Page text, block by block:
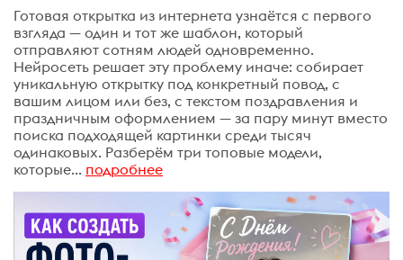
Готовая открытка из интернета узнаётся с первого
взгляда — один и тот же шаблон, который
отправляют сотням людей одновременно.
Нейросеть решает эту проблему иначе: собирает
уникальную открытку под конкретный повод, с
вашим лицом или без, с текстом поздравления и
праздничным оформлением — за пару минут вместо
поиска подходящей картинки среди тысяч
одинаковых. Разберём три топовые модели,
которые... подробнее